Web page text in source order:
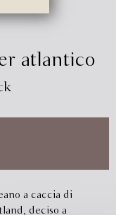
atlantico
a caccia di
deciso a